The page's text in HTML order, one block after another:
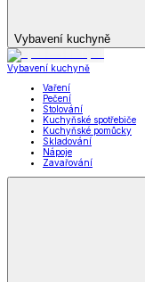
Vybavení kuchyně
Vybavení kuchyně
Vaření
Pečení
Stolování
Kuchyňské spotřebiče
Kuchyňské pomůcky
Skladování
Nápoje
Zavařování